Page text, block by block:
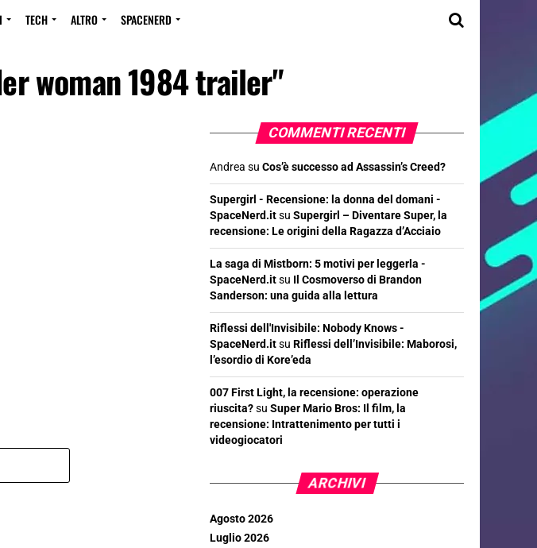
TECH ALTRO SPACENERD
woman 1984 trailer"
COMMENTI RECENTI
Andrea su Cos’è successo ad Assassin’s Creed?
Supergirl - Recensione: la donna del domani -
SpaceNerd.itsu Supergirl – Diventare Super, la
recensione: Le origini della Ragazza d’Acciaio
La saga di Mistborn: 5 motivi per leggerla -
SpaceNerd.itsu Il Cosmoverso di Brandon
Sanderson: una guida alla lettura
Riflessi dell'Invisibile: Nobody Knows -
SpaceNerd.itsu Riflessi dell’Invisibile: Maborosi,
l’esordio di Kore’eda
007 First Light, la recensione: operazione
riuscita?su Super Mario Bros: Il film, la
recensione: Intrattenimento per tutti i
videogiocatori
ARCHIVI
Agosto 2026
Luglio 2026